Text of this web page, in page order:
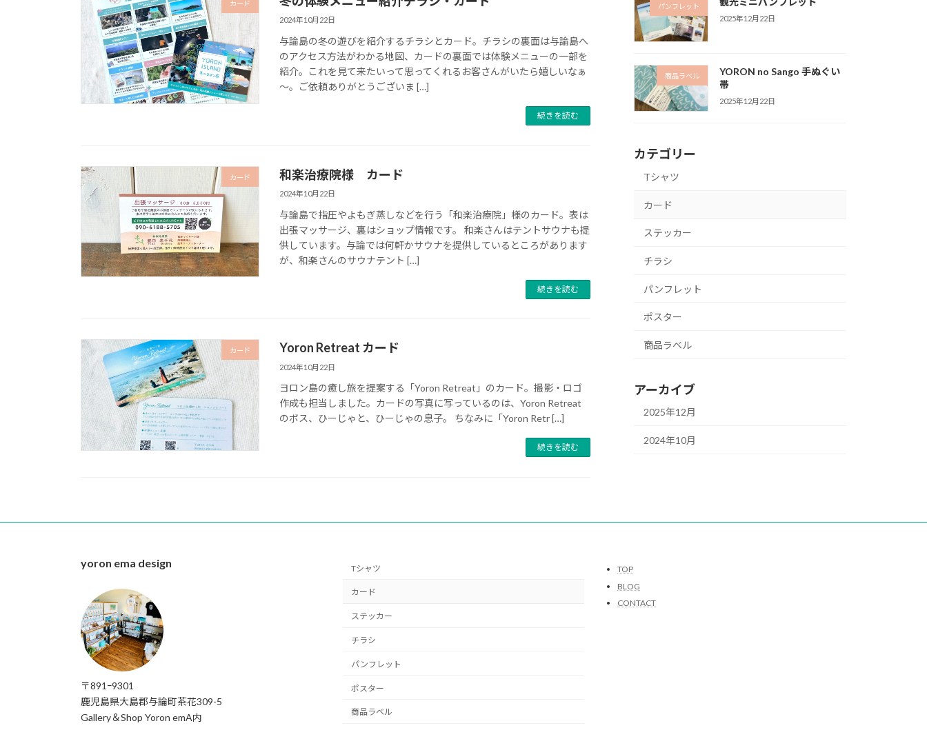
カード
2024年10月22日
与論島の冬の遊びを紹介するチラシとカード。チラシの裏面は与論島へ
のアクセス方法がわかる地図、カードの裏面では体験メニューの一部を
紹介。これを見て来たいって思ってくれるお客さんがいたら嬉しいなぁ
～。ご依頼ありがとうございま […]
続きを読む
カード 和楽治療院様 カード
2024年10月22日
与論島で指圧やよもぎ蒸しなどを行う「和楽治療院」様のカード。表は
出張マッサージ、裏はショップ情報です。 和楽さんはテントサウナも提
供しています。与論では何軒かサウナを提供しているところがあります
が、和楽さんのサウナテント […]
続きを読む
カード Yoron Retreat カード
2024年10月22日
ヨロン島の癒し旅を提案する「Yoron Retreat」のカード。撮影・ロゴ
作成も担当しました。カードの写真に写っているのは、Yoron Retreat
のボス、ひーじゃと、ひーじゃの息子。 ちなみに「Yoron Retr […]
続きを読む
パンフレット
2025年12月22日
商品ラベル
YORON no Sango 手ぬぐい
帯
2025年12月22日
カテゴリー
Tシャツ
カード
ステッカー
チラシ
パンフレット
ポスター
商品ラベル
アーカイブ
2025年12月
2024年10月
yoron ema design
〒891ｰ9301
鹿児島県大島郡与論町茶花309-5
Gallery＆Shop Yoron emA内
Tシャツ
カード
ステッカー
チラシ
パンフレット
ポスター
商品ラベル
TOP
BLOG
CONTACT